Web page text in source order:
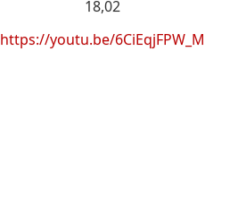
18,02
https://youtu.be/6CiEqjFPW_M